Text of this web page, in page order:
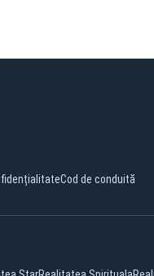
Cod de conduită